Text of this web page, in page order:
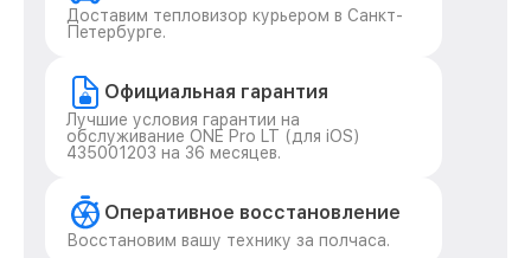
Доставим тепловизор курьером в Санкт-
Петербурге.
Официальная гарантия
Лучшие условия гарантии на
обслуживание ONE Pro LT (для iOS)
435001203 на 36 месяцев.
Оперативное восстановление
Восстановим вашу технику за полчаса.